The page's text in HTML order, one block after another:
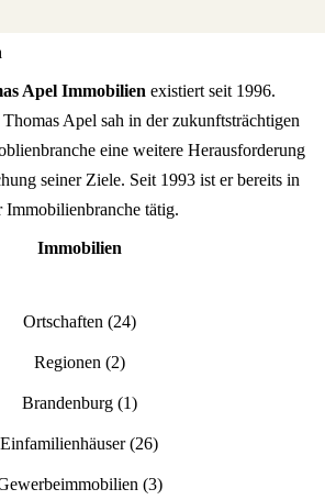
Apel Immobilien existiert seit 1996.
Apel sah in der zukunftsträchtigen
eine weitere Herausforderung
seiner Ziele. Seit 1993 ist er bereits in
Immobilienbranche tätig.
Immobilien
Ortschaften (24)
Regionen (2)
Brandenburg(1)
Einfamilienhäuser(26)
(3)